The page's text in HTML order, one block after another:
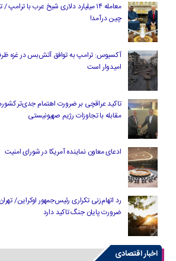
معامله ۱۴ میلیارد دلاری شیخ عرب با
چین درآمد!
امیدوار است
تاکید عراقچی بر ضرورت اهتمام جدی‌تر
مقابله با تجاوزات رژیم صهیونیستی
ادعای معاون نماینده آمریکا در شورای امنیت
رد اتهام‌زنی تکراری رئیس‌جمهور اوکراین/
ضرورت پایان جنگ تاکید دارد
اخبار اقتصادی